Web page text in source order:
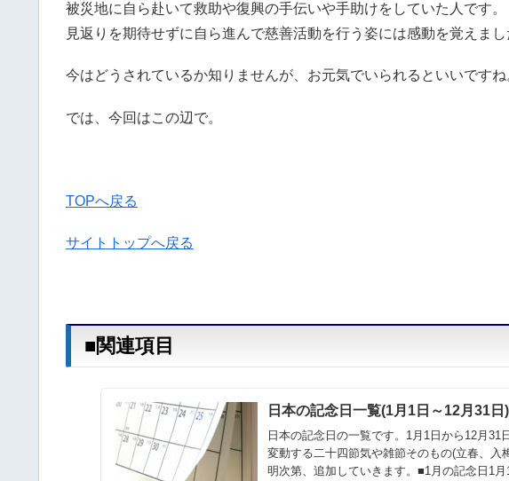
被災地に自ら赴いて救助や復興の手伝いや手助けをしていた人です。
見返りを期待せずに自ら進んで慈善活動を行う姿には感動を覚えまし
今はどうされているか知りませんが、お元気でいられるといいですね
では、今回はこの辺で。
TOPへ戻る
サイトトップへ戻る
■関連項目
日本の記念日一覧(1月1日～12月31日)
日本の記念日の一覧です。1月1日から12月
変動する二十四節気や雑節そのもの(立春、入
明次第、追加していきます。■1月の記念日1月